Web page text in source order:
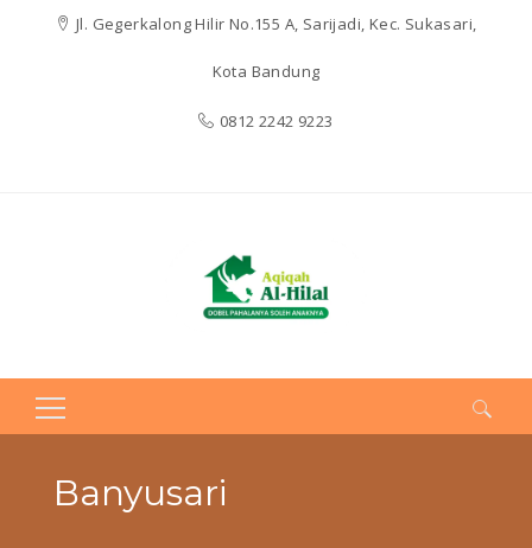
Jl. Gegerkalong Hilir No.155 A, Sarijadi, Kec. Sukasari,
Kota Bandung
0812 2242 9223
Search
Banyusari